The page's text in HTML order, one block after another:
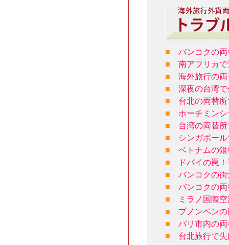
■
バンコクの
■
南アフリカ
■
海外旅行の
■
深夜の台湾
■
台北の両替
■
ホーチミン
■
台湾の両替
■
シンガポー
■
ベトナムの
■
ドバイの罠
■
バンコクの
■
バンコクの
■
ミラノ国際
■
プノンペン
■
パリ市内の
■
台北旅行で